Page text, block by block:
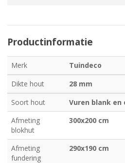
Productinformatie
Merk
Tuindeco
Dikte hout
28 mm
Soort hout
Vuren blank en
Afmeting
blokhut
300x200 cm
Afmeting
fundering
290x190 cm